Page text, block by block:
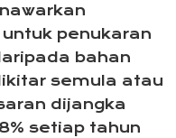
penukaran
bahan
semula atau
dijangka
setiap tahun